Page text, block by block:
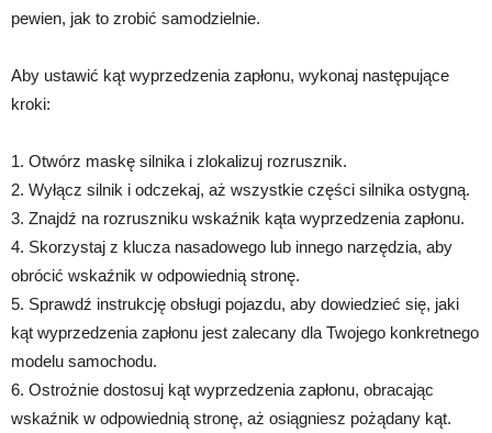
pewien, jak to zrobić samodzielnie.
Aby ustawić kąt wyprzedzenia zapłonu, wykonaj następujące
kroki:
1. Otwórz maskę silnika i zlokalizuj rozrusznik.
2. Wyłącz silnik i odczekaj, aż wszystkie części silnika ostygną.
3. Znajdź na rozruszniku wskaźnik kąta wyprzedzenia zapłonu.
4. Skorzystaj z klucza nasadowego lub innego narzędzia, aby
obrócić wskaźnik w odpowiednią stronę.
5. Sprawdź instrukcję obsługi pojazdu, aby dowiedzieć się, jaki
kąt wyprzedzenia zapłonu jest zalecany dla Twojego konkretnego
modelu samochodu.
6. Ostrożnie dostosuj kąt wyprzedzenia zapłonu, obracając
wskaźnik w odpowiednią stronę, aż osiągniesz pożądany kąt.